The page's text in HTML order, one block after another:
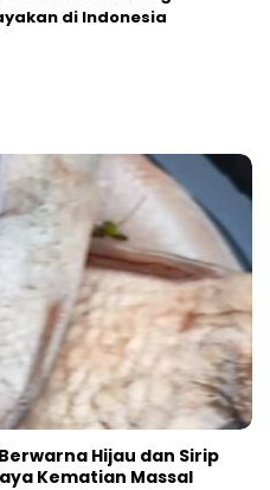
di Indonesia
Hijau dan Sirip
Kematian Massal